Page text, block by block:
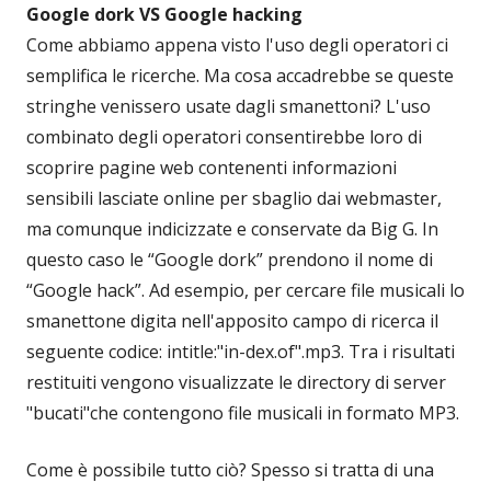
Google dork VS Google hacking
Come abbiamo appena visto l'uso degli operatori ci
semplifica le ricerche. Ma cosa accadrebbe se queste
stringhe venissero usate dagli smanettoni? L'uso
combinato degli operatori consentirebbe loro di
scoprire pagine web contenenti informazioni
sensibili lasciate online per sbaglio dai webmaster,
ma comunque indicizzate e conservate da Big G. In
questo caso le “Google dork” prendono il nome di
“Google hack”. Ad esempio, per cercare file musicali lo
smanettone digita nell'apposito campo di ricerca il
seguente codice: intitle:"in-dex.of".mp3. Tra i risultati
restituiti vengono visualizzate le directory di server
"bucati"che contengono file musicali in formato MP3.
Come è possibile tutto ciò? Spesso si tratta di una